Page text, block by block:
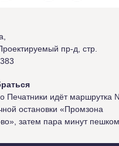
пр-д, стр.
Печатники идёт маршрутка
остановки «Промзона
затем пара минут пешком.